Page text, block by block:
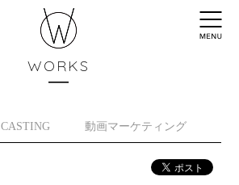
WORKS
CASTING 動画マーケティング